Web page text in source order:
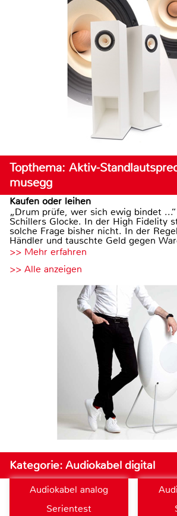
Topthema: Aktiv-
musegg
Kaufen oder leihen
„Drum prüfe, wer sich ewig bindet
Schillers Glocke. In der High Fidelity
solche Frage bisher nicht. In der
Händler und tauschte Geld gegen
>> Mehr erfahren
>> Alle anzeigen
Kategorie: Audiokabel digital
Audiokabel analog
Serientest